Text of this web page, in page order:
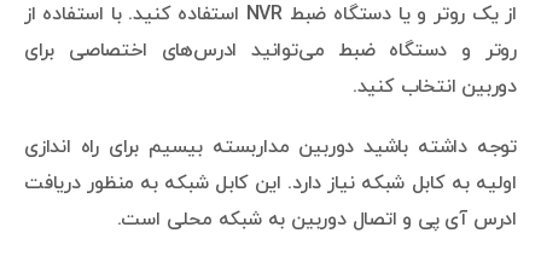
از یک روتر و یا دستگاه ضبط NVR استفاده کنید. با استفاده از
روتر و دستگاه ضبط می‌توانید ادرس‌های اختصاصی برای
دوربین انتخاب کنید.
توجه داشته باشید دوربین مداربسته بیسیم برای راه اندازی
اولیه به کابل شبکه نیاز دارد. این کابل شبکه به منظور دریافت
ادرس آی پی و اتصال دوربین به شبکه محلی است.